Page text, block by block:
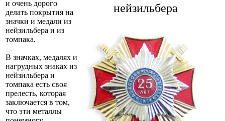
и очень дорого
делать покрытия на
значки и медали из
нейзильбера и из
томпака.
В значках, медалях и
нагрудных знаках из
нейзильбера и
томпака есть своя
прелесть, которая
заключается в том,
что эти металлы
нейзильбера